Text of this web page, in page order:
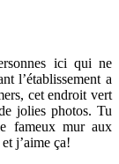
ici qui ne
l’établissement a
cet endroit vert
jolies photos. Tu
fameux mur aux
j’aime ça!